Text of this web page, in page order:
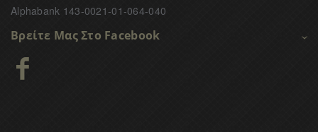
Alphabank 143-0021-01-064-040
Βρείτε Μας Στο Facebook